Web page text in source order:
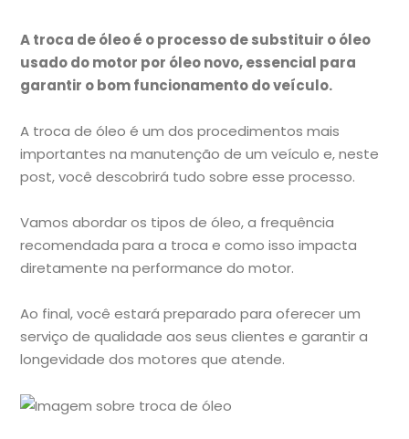
A troca de óleo é o processo de substituir o óleo
usado do motor por óleo novo, essencial para
garantir o bom funcionamento do veículo.
A troca de óleo é um dos procedimentos mais
importantes na manutenção de um veículo e, neste
post, você descobrirá tudo sobre esse processo.
Vamos abordar os tipos de óleo, a frequência
recomendada para a troca e como isso impacta
diretamente na performance do motor.
Ao final, você estará preparado para oferecer um
serviço de qualidade aos seus clientes e garantir a
longevidade dos motores que atende.